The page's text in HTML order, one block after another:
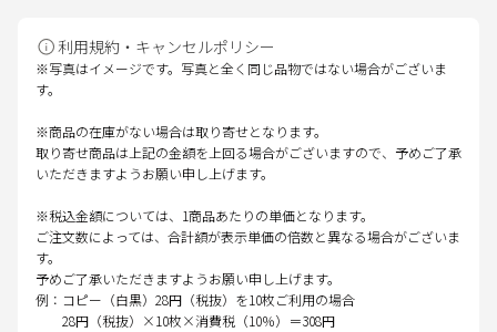
利用規約・キャンセルポリシー
※写真はイメージです。写真と全く同じ品物ではない場合がございま
す。
※商品の在庫がない場合は取り寄せとなります。
取り寄せ商品は上記の金額を上回る場合がございますので、予めご了承
いただきますようお願い申し上げます。
※税込金額については、1商品あたりの単価となります。
ご注文数によっては、合計額が表示単価の倍数と異なる場合がございま
す。
予めご了承いただきますようお願い申し上げます。
例：コピー（白黒）28円（税抜）を10枚ご利用の場合
28円（税抜）×10枚×消費税（10％）＝308円